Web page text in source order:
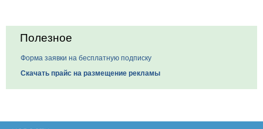
Полезное
Форма заявки на бесплатную подписку
Скачать прайс на размещение рекламы